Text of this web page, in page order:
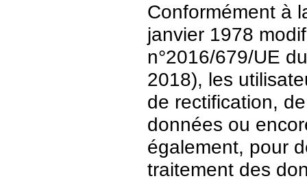
Conformément à
janvier 1978
n°2016/679/UE
2018), les
de rectification,
données ou
également, pour
traitement des